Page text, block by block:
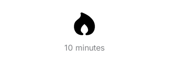
10 minutes